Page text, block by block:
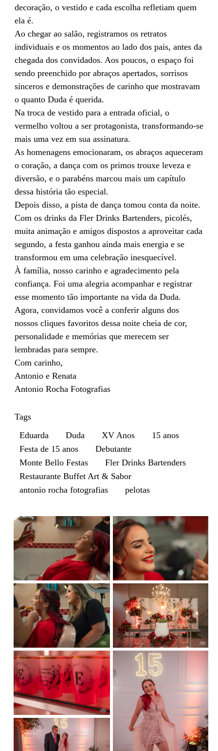
decoração, o vestido e cada escolha refletiam quem
ela é.
Ao chegar ao salão, registramos os retratos
individuais e os momentos ao lado dos pais, antes da
chegada dos convidados. Aos poucos, o espaço foi
sendo preenchido por abraços apertados, sorrisos
sinceros e demonstrações de carinho que mostravam
o quanto Duda é querida.
Na troca de vestido para a entrada oficial, o
vermelho voltou a ser protagonista, transformando-se
mais uma vez em sua assinatura.
As homenagens emocionaram, os abraços aqueceram
o coração, a dança com os primos trouxe leveza e
diversão, e o parabéns marcou mais um capítulo
dessa história tão especial.
Depois disso, a pista de dança tomou conta da noite.
Com os drinks da Fler Drinks Bartenders, picolés,
muita animação e amigos dispostos a aproveitar cada
segundo, a festa ganhou ainda mais energia e se
transformou em uma celebração inesquecível.
À família, nosso carinho e agradecimento pela
confiança. Foi uma alegria acompanhar e registrar
esse momento tão importante na vida da Duda.
Agora, convidamos você a conferir alguns dos
nossos cliques favoritos dessa noite cheia de cor,
personalidade e memórias que merecem ser
lembradas para sempre.
Com carinho,
Antonio e Renata
Antonio Rocha Fotografias
Tags
Eduarda
Duda XV Anos
15 anos
Festa de 15 anos
Debutante
Monte Bello Festas
Fler Drinks Bartenders
Restaurante Buffet Art & Sabor
antonio rocha fotografias
pelotas